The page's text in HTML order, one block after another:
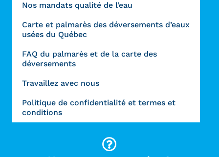
Nos mandats qualité de l’eau
Carte et palmarès des déversements d’eaux
usées du Québec
FAQ du palmarès et de la carte des
déversements
Travaillez avec nous
Politique de confidentialité et termes et
conditions